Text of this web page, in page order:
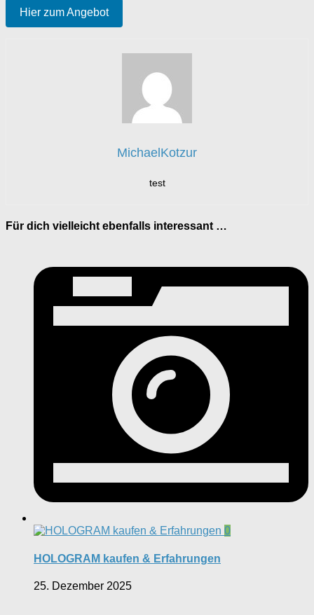
Hier zum Angebot
MichaelKotzur
test
Für dich vielleicht ebenfalls interessant …
0
HOLOGRAM kaufen & Erfahrungen
25. Dezember 2025